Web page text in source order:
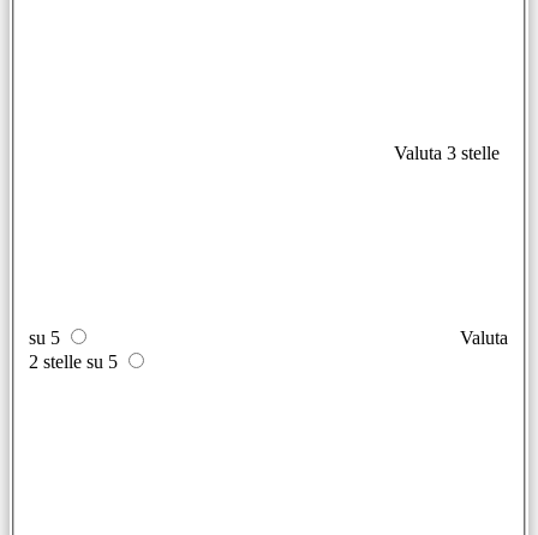
Valuta 3 stelle
su 5
Valuta
2 stelle su 5